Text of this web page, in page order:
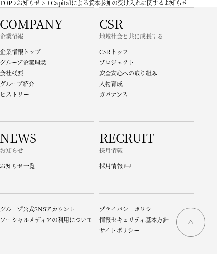
TOP お知らせ D Capitalによる資本参加の受け入れに関するお知らせ
COMPANY
企業情報
企業情報トップ
グループ企業理念
会社概要
グループ紹介
ヒストリー
CSR
地域社会と共に成長する
CSRトップ
プロジェクト
安全安心への取り組み
人物育成
ガバナンス
NEWS
お知らせ
お知らせ一覧
RECRUIT
採用情報
採用情報
グループ公式SNSアカウント
ソーシャルメディアの利用について
プライバシーポリシー
情報セキュリティ基本方針
サイトポリシー